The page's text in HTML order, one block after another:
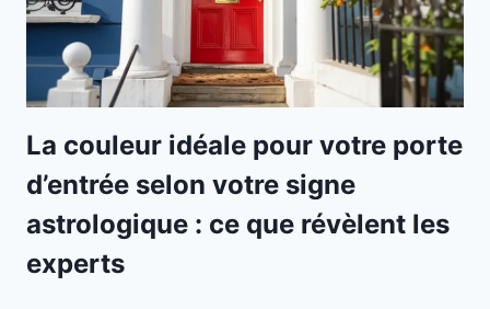
La couleur idéale pour votre porte
d’entrée selon votre signe
astrologique : ce que révèlent les
experts